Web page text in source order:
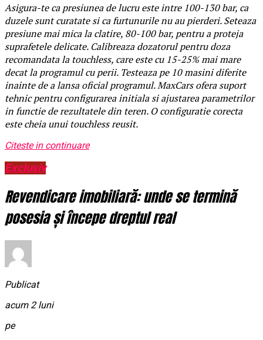
Asigura-te ca presiunea de lucru este intre 100-130 bar, ca
duzele sunt curatate si ca furtunurile nu au pierderi. Seteaza
presiune mai mica la clatire, 80-100 bar, pentru a proteja
suprafetele delicate. Calibreaza dozatorul pentru doza
recomandata la touchless, care este cu 15-25% mai mare
decat la programul cu perii. Testeaza pe 10 masini diferite
inainte de a lansa oficial programul. MaxCars ofera suport
tehnic pentru configurarea initiala si ajustarea parametrilor
in functie de rezultatele din teren. O configuratie corecta
este cheia unui touchless reusit.
Citeste in continuare
Exclusiv
Revendicare imobiliară: unde se termină
posesia și începe dreptul real
Publicat
acum 2 luni
pe